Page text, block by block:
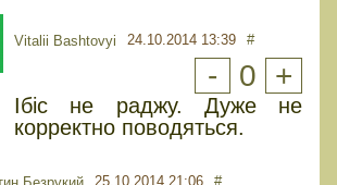
Vitalii Bashtovyi 24.10.2014 13:39 #
- 0 +
Ібіс не раджу. Дуже не
корректно поводяться.
25.10.2014 21:06 #